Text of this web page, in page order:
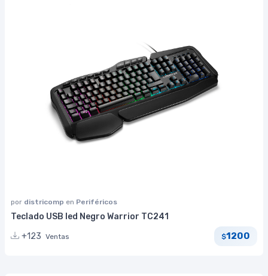
por districomp en Periféricos
Teclado USB led Negro Warrior TC241
+123 Ventas $1200